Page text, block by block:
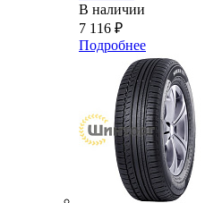
В наличии
7 116 ₽
Подробнее